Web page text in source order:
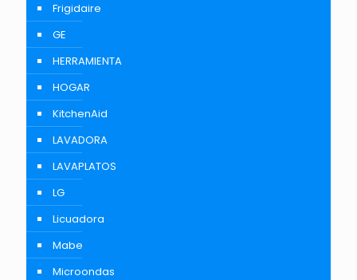
Frigidaire
GE
HERRAMIENTA
HOGAR
KitchenAid
LAVADORA
LAVAPLATOS
LG
Licuadora
Mabe
Microondas